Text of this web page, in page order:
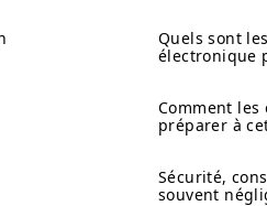
Quels sont
électronique
Comment
préparer à
Sécurité,
souvent